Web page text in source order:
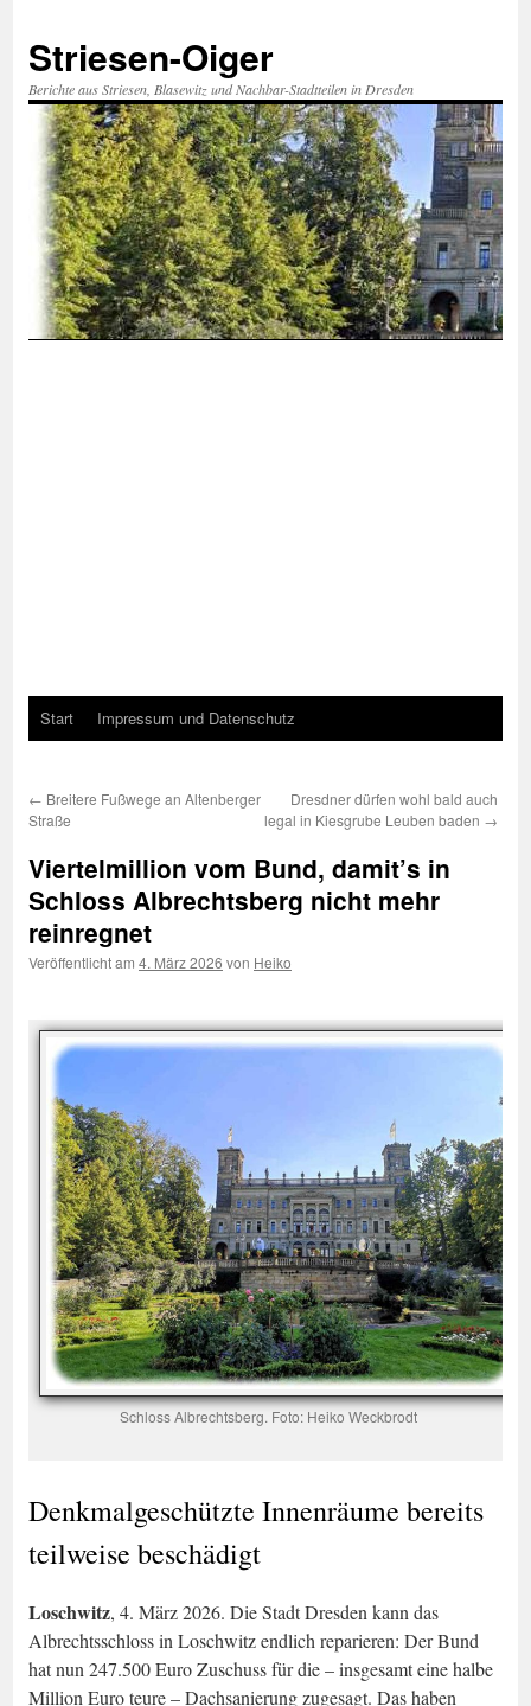
springen
Striesen-Oiger
Berichte aus Striesen, Blasewitz und Nachbar-Stadtteilen in Dresden
Start Impressum und Datenschutz
← Breitere Fußwege an Altenberger
Straße
Dresdner dürfen wohl bald auch
legal in Kiesgrube Leuben baden →
Viertelmillion vom Bund, damit’s in
Schloss Albrechtsberg nicht mehr
reinregnet
Veröffentlicht am 4. März 2026 von Heiko
Schloss Albrechtsberg. Foto: Heiko Weckbrodt
Denkmalgeschützte Innenräume bereits
teilweise beschädigt
Loschwitz, 4. März 2026. Die Stadt Dresden kann das
Albrechtsschloss in Loschwitz endlich reparieren: Der Bund
hat nun 247.500 Euro Zuschuss für die – insgesamt eine halbe
Million Euro teure – Dachsanierung zugesagt. Das haben